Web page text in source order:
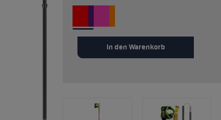
In den Warenkorb